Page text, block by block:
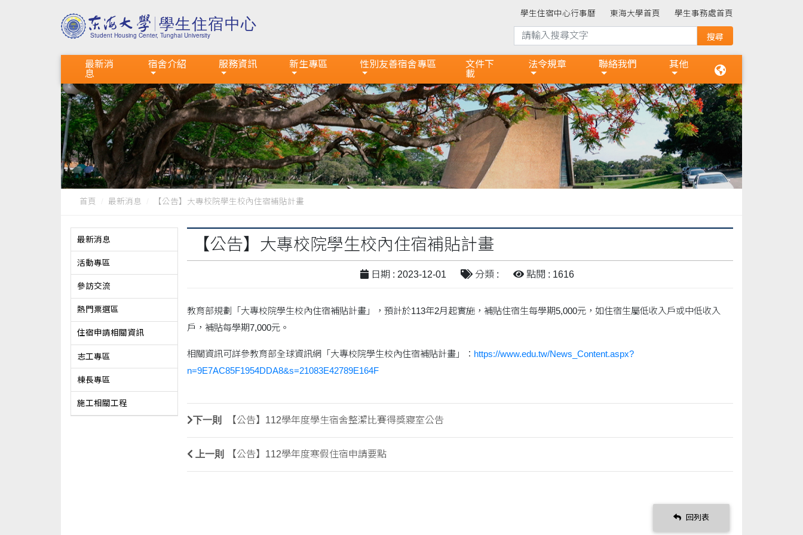
學生住宿中心行事曆 東海大學首頁 學生事務處首頁
最新消
息
宿舍介紹 服務資訊 新生專區 性別友善宿舍專區
文件下
載
法令規章 聯絡我們 其他
首頁 最新消息 【公告】大專校院學生校內住宿補貼計畫
最新消息
活動專區
參訪交流
熱門票選區
住宿申請相關資訊
志工專區
棟長專區
施工相關工程
【公告】大專校院學生校內住宿補貼計畫
日期 : 2023-12-01 分類 : 點閱 : 1616
教育部規劃「大專校院學生校內住宿補貼計畫」，預計於113年2月起實施，補貼住宿生每學期5,000元，如住宿生屬低收入戶或中低收入
戶，補貼每學期7,000元。
相關資訊可詳參教育部全球資訊網「大專校院學生校內住宿補貼計畫」： https://www.edu.tw/News_Content.aspx?
n=9E7AC85F1954DDA8&s=21083E42789E164F
下一則 【公告】112學年度學生宿舍整潔比賽得獎寢室公告
上一則 【公告】112學年度寒假住宿申請要點
回列表